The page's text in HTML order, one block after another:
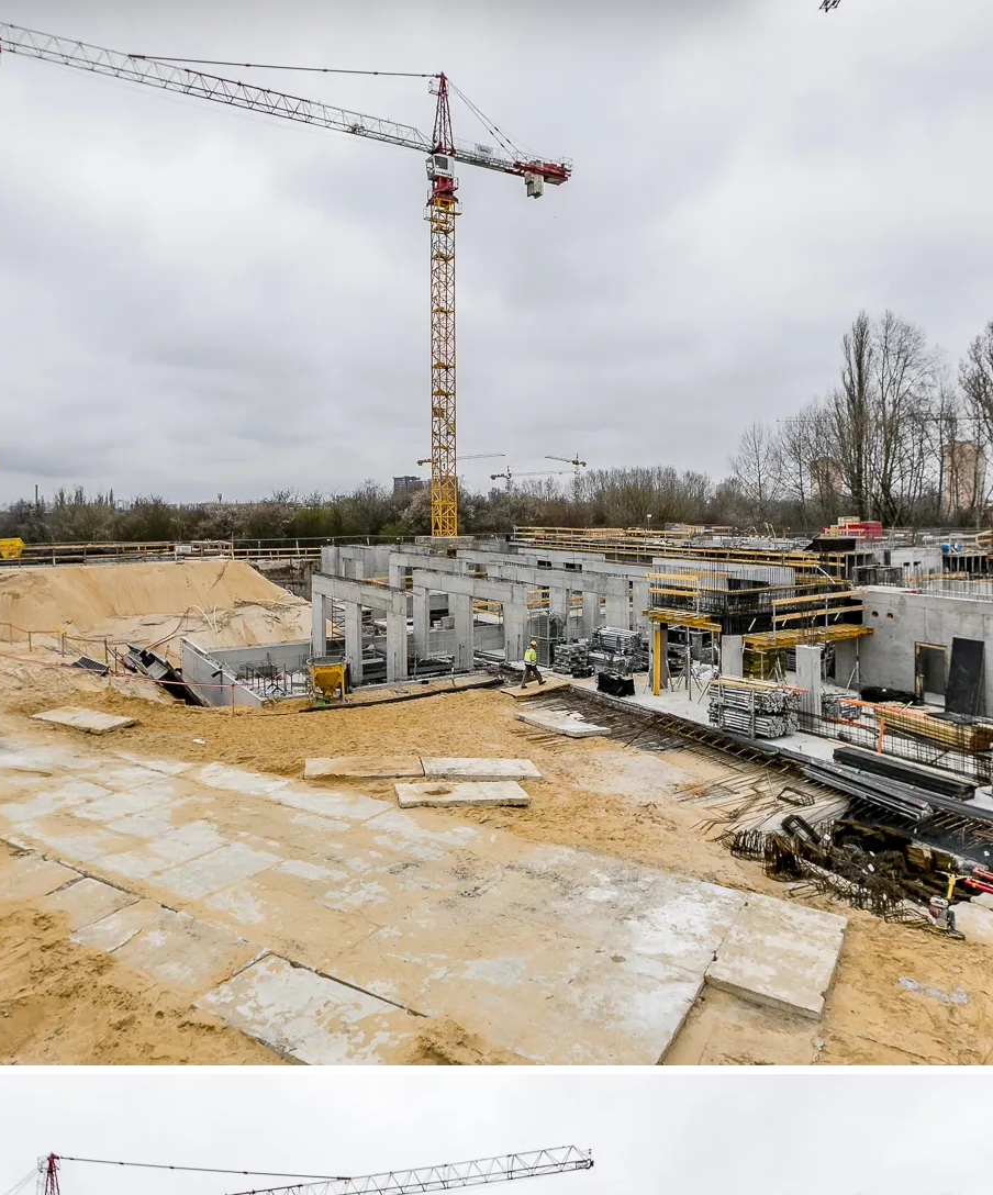
cookie. Wykorzystujemy pliki cookie do spersonalizowania treści i reklam, aby
i analizować ruch w naszej witrynie. Korzystamy z konwersji rozszerzonych Google.
z naszej witryny, udostępniamy partnerom społecznościowym, reklamowym i
połączyć te informacje z innymi danymi otrzymanymi od Ciebie lub uzyskanymi podczas
pliki cookie w celach zapewnienia prawidłowego działania Serwisu, zapamiętania
ustawień i wszelkich wyborów dokonywanych w Serwisie, poprawy wydajności Serwisu,
jaki sposób użytkownicy korzystają z Serwisu, ulepszania Serwisu, dostosowywania
użytkowników, tworzenia statystyk użytkowania Serwisu oraz w celach marketingowych.
pozyskane w związku z wykorzystywaniem plików cookie w Serwisie, przetwarzane są
usługodawcę Serwisu w ww. celach oraz mogą być również przetwarzane przez Partnerów
z powyższym użytkownik ma prawo do dostępu do swoich danych osobowych, ich
przetwarzania, wniesienia sprzeciwu wobec przetwarzania, a także prawo do
Urzędu Ochrony Danych Osobowych. Szczegółowe informacje o plikach cookie
oraz inne informacje dotyczące prywatności związane z korzystaniem z Serwisu dostępne
się” wyrażasz zgodę na wykorzystywanie w Serwisie wszystkich plików cookie przez
Wyrażenie zgody jest dobrowolne. Możesz
ustawień dotyczących plików cookie w każdej chwili za pośrednictwem panelu
z poziomu
Polityki prywatności – pliki cookie.
wybory dotyczące plików cookie i udzielić zgody na wykorzystywanie plików cookie
przez Ciebie celach poprzez wybranie opcji „Dostosuj wybory”.